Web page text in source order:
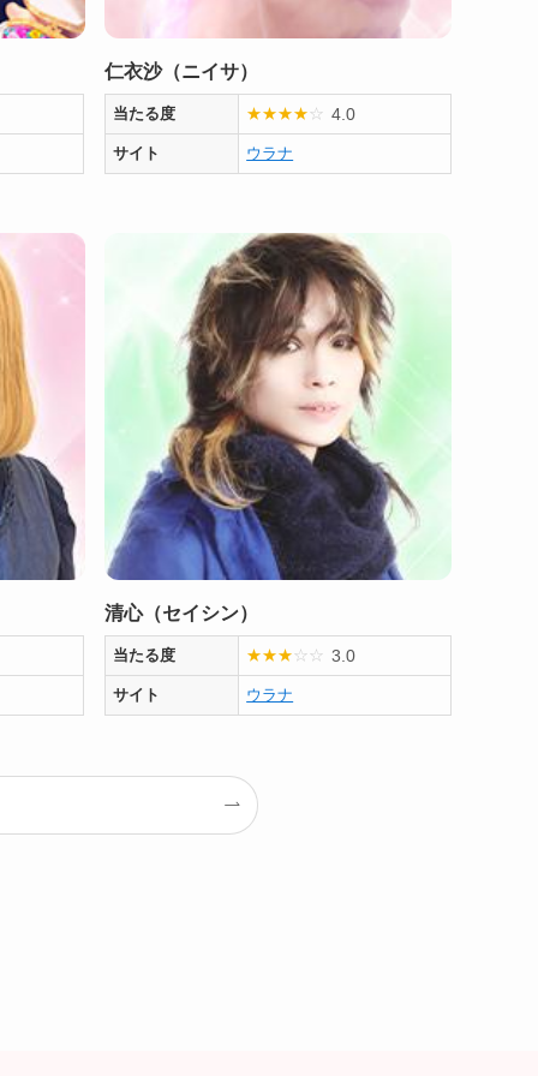
仁衣沙（ニイサ）
当たる度 ★★★★☆ 4.0
サイト ウラナ
清心（セイシン）
当たる度 ★★★☆☆ 3.0
サイト ウラナ